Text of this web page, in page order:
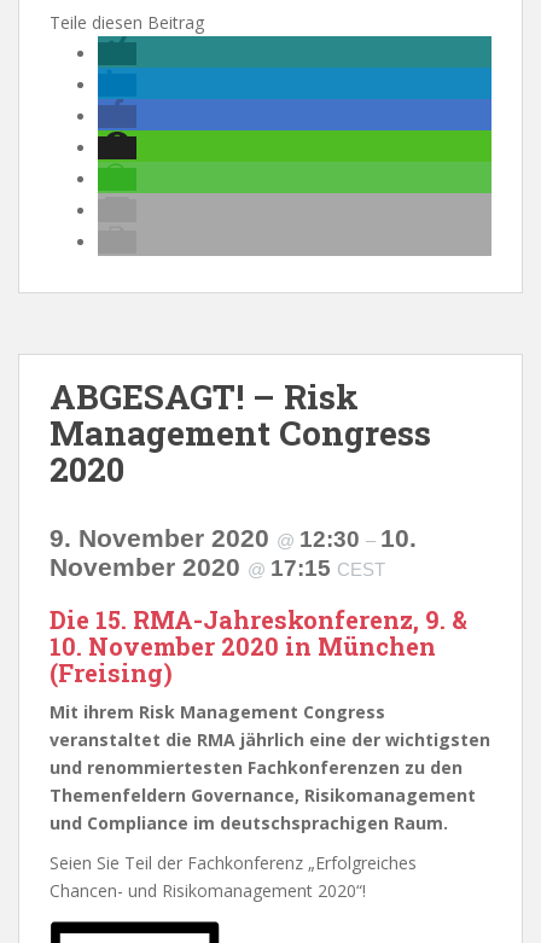
Teile diesen Beitrag
ABGESAGT! – Risk
Management Congress
2020
9. November 2020 @ 12:30 – 10.
November 2020 @ 17:15 CEST
Die 15. RMA-Jahreskonferenz, 9. &
10. November 2020 in München
(Freising)
Mit ihrem Risk Management Congress
veranstaltet die RMA jährlich eine der wichtigsten
und renommiertesten Fachkonferenzen zu den
Themenfeldern Governance, Risikomanagement
und Compliance im deutschsprachigen Raum.
Seien Sie Teil der Fachkonferenz „Erfolgreiches
Chancen- und Risikomanagement 2020“!